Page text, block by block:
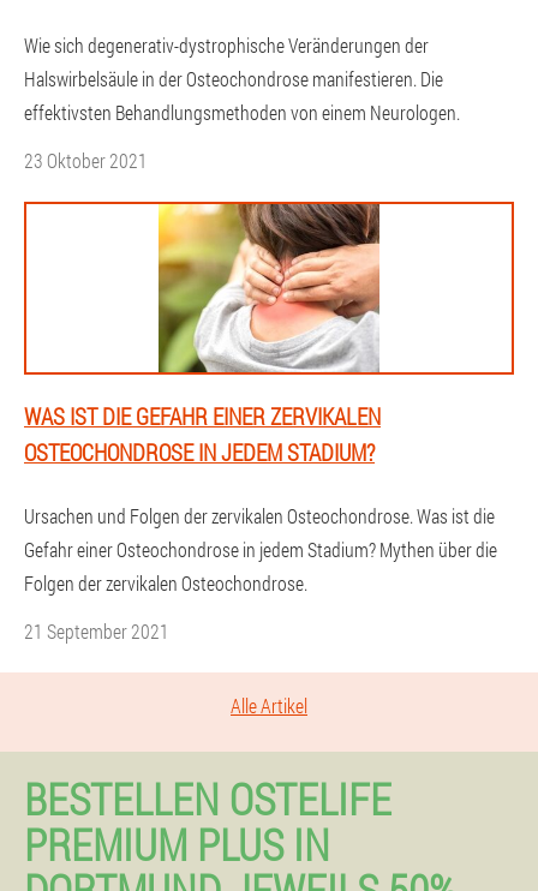
Wie sich degenerativ-dystrophische Veränderungen der
Halswirbelsäule in der Osteochondrose manifestieren. Die
effektivsten Behandlungsmethoden von einem Neurologen.
23 Oktober 2021
WAS IST DIE GEFAHR EINER ZERVIKALEN
OSTEOCHONDROSE IN JEDEM STADIUM?
Ursachen und Folgen der zervikalen Osteochondrose. Was ist die
Gefahr einer Osteochondrose in jedem Stadium? Mythen über die
Folgen der zervikalen Osteochondrose.
21 September 2021
Alle Artikel
BESTELLEN OSTELIFE
PREMIUM PLUS IN